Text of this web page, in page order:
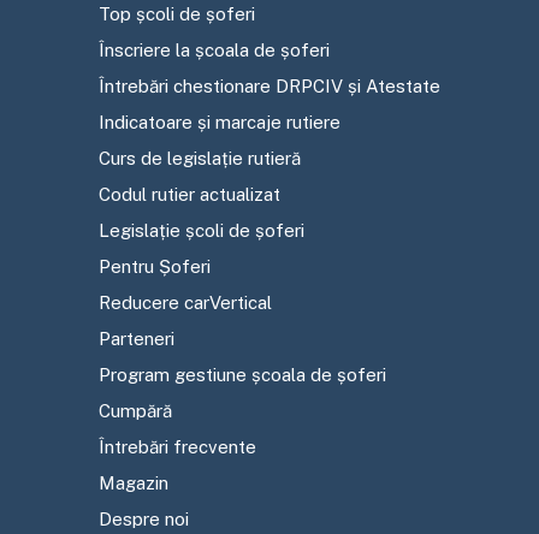
Top școli de șoferi
Înscriere la școala de șoferi
Întrebări chestionare DRPCIV și Atestate
Indicatoare și marcaje rutiere
Curs de legislație rutieră
Codul rutier actualizat
Legislație școli de șoferi
Pentru Șoferi
Reducere carVertical
Parteneri
Program gestiune școala de șoferi
Cumpără
Întrebări frecvente
Magazin
Despre noi